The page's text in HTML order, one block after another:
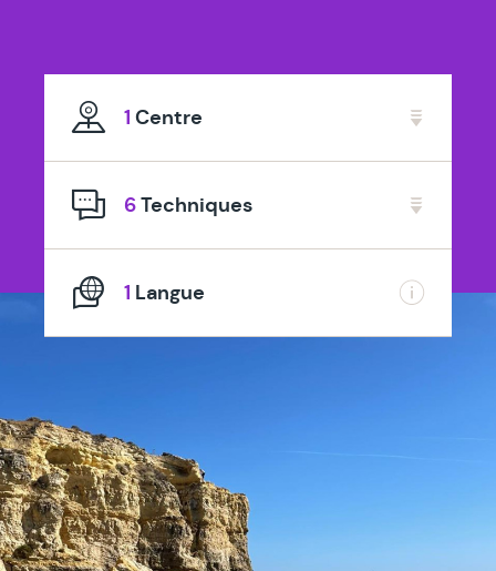
1 Centre
6Techniques
1 Langue